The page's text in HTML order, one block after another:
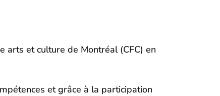
arts et culture de Montréal (CFC) en
et grâce à la participation